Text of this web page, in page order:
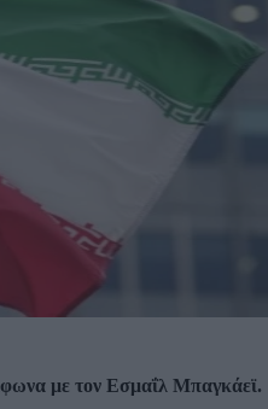
με τον Εσμαΐλ Μπαγκάεϊ.